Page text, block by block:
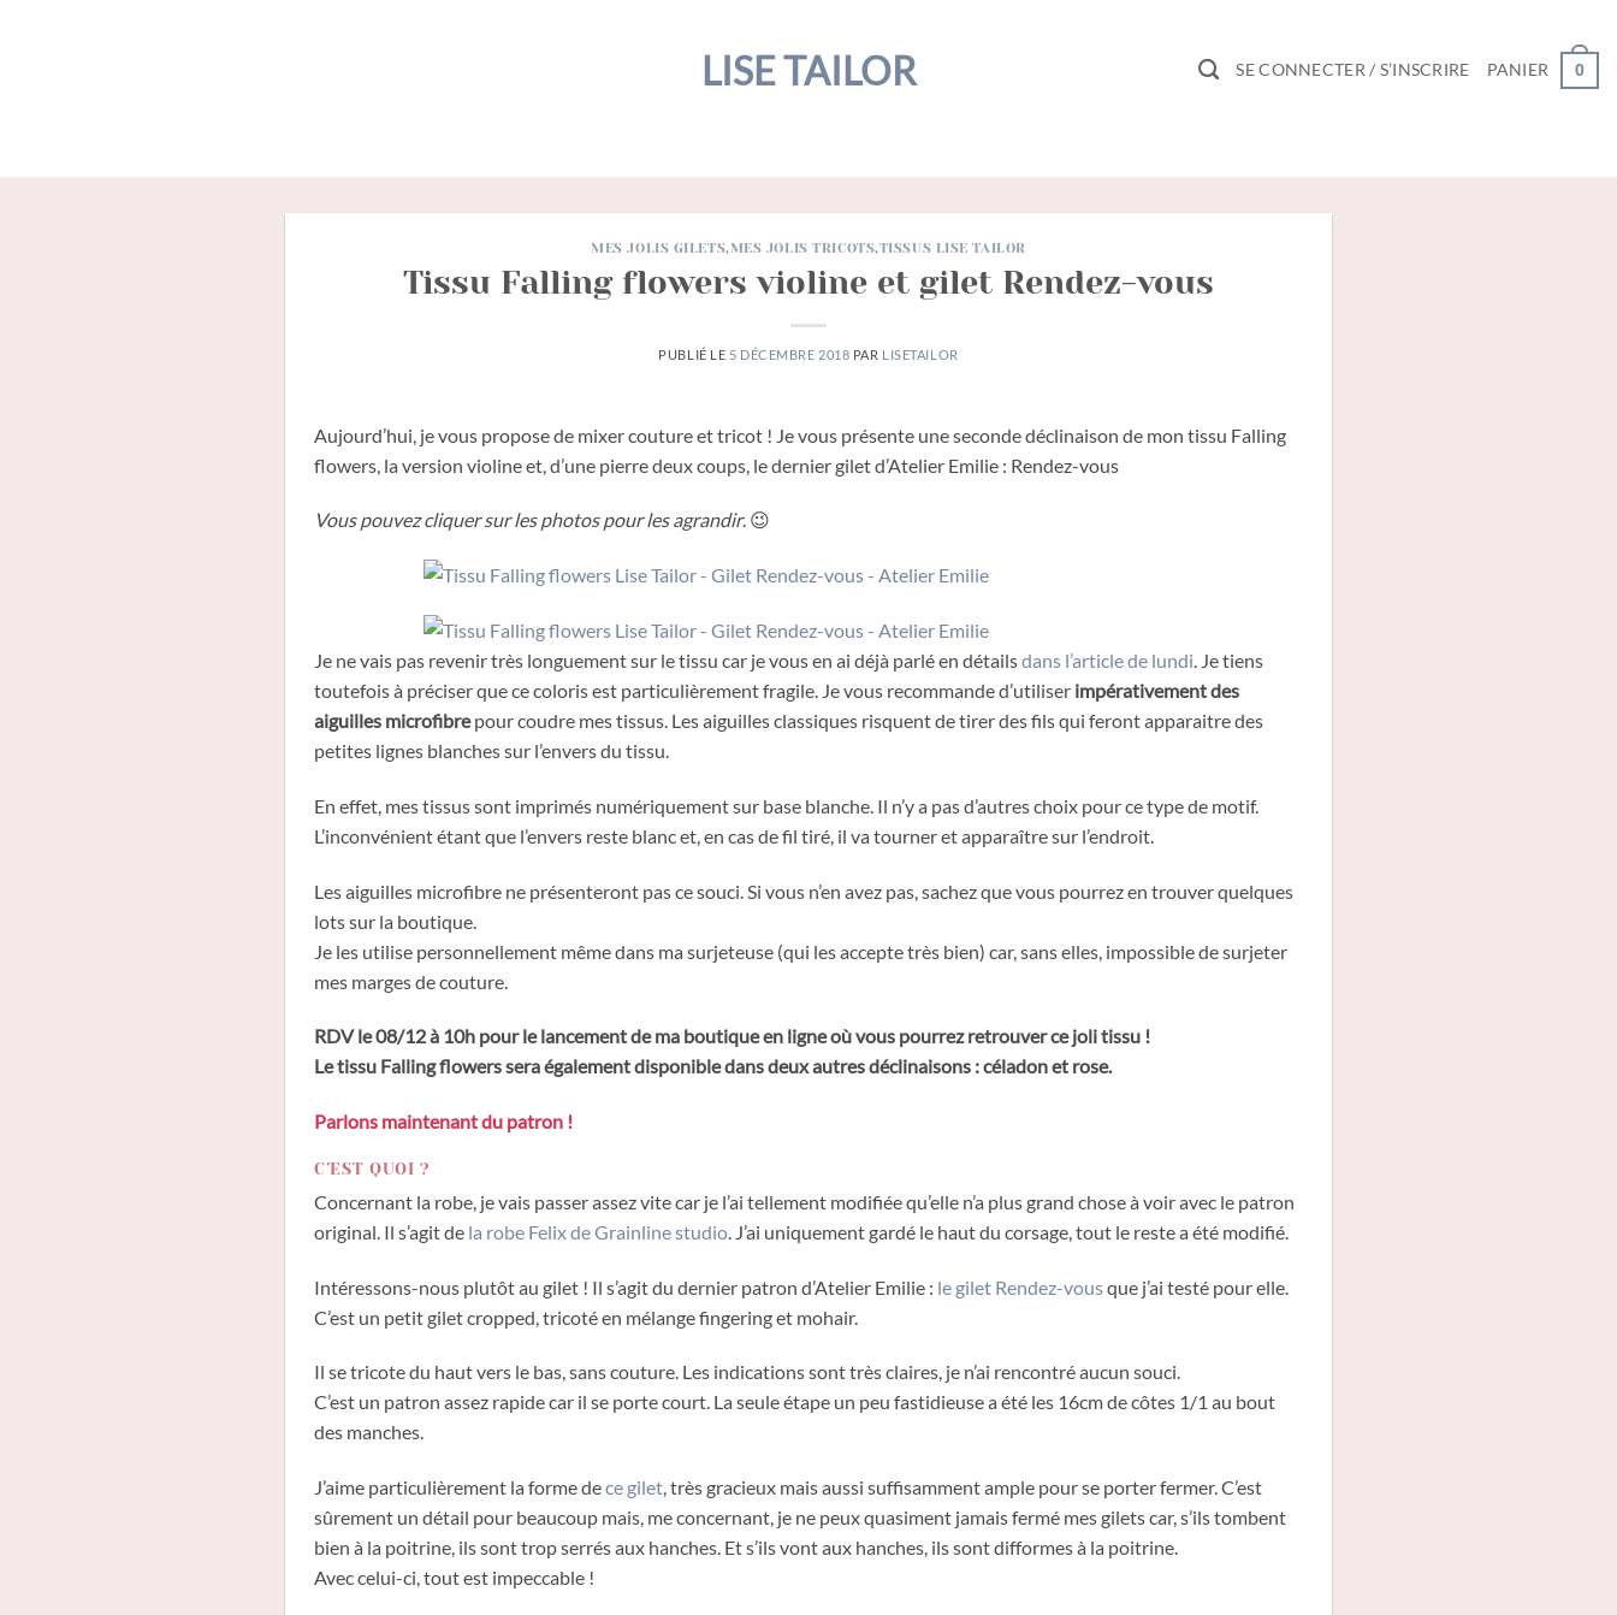
LISE TAILOR SE CONNECTER / S’INSCRIRE PANIER 0
MES JOLIS GILETS,MES JOLIS TRICOTS,TISSUS LISE TAILOR
Tissu Falling flowers violine et gilet Rendez-vous
PUBLIÉ LE 5 DÉCEMBRE 2018 PAR LISETAILOR
Aujourd’hui, je vous propose de mixer couture et tricot ! Je vous présente une seconde déclinaison de mon tissu Falling
flowers, la version violine et, d’une pierre deux coups, le dernier gilet d’Atelier Emilie : Rendez-vous
Vous pouvez cliquer sur les photos pour les agrandir. 😉
Je ne vais pas revenir très longuement sur le tissu car je vous en ai déjà parlé en détailsdans l’article de lundi. Je tiens
toutefois à préciser que ce coloris est particulièrement fragile. Je vous recommande d’utiliser impérativement des
aiguilles microfibrepour coudre mes tissus. Les aiguilles classiques risquent de tirer des fils qui feront apparaitre des
petites lignes blanches sur l’envers du tissu.
En effet, mes tissus sont imprimés numériquement sur base blanche. Il n’y a pas d’autres choix pour ce type de motif.
L’inconvénient étant que l’envers reste blanc et, en cas de fil tiré, il va tourner et apparaître sur l’endroit.
Les aiguilles microfibre ne présenteront pas ce souci. Si vous n’en avez pas, sachez que vous pourrez en trouver quelques
lots sur la boutique.
Je les utilise personnellement même dans ma surjeteuse (qui les accepte très bien) car, sans elles, impossible de surjeter
mes marges de couture.
RDV le 08/12 à 10h pour le lancement de ma boutique en ligne où vous pourrez retrouver ce joli tissu !
Le tissu Falling flowers sera également disponible dans deux autres déclinaisons : céladon et rose.
Parlons maintenant du patron !
C’EST QUOI ?
Concernant la robe, je vais passer assez vite car je l’ai tellement modifiée qu’elle n’a plus grand chose à voir avec le patron
original. Il s’agit de la robe Felix de Grainline studio . J’ai uniquement gardé le haut du corsage, tout le reste a été modifié.
Intéressons-nous plutôt au gilet ! Il s’agit du dernier patron d’Atelier Emilie : le gilet Rendez-vousque j’ai testé pour elle.
C’est un petit gilet cropped, tricoté en mélange fingering et mohair.
Il se tricote du haut vers le bas, sans couture. Les indications sont très claires, je n’ai rencontré aucun souci.
C’est un patron assez rapide car il se porte court. La seule étape un peu fastidieuse a été les 16cm de côtes 1/1 au bout
des manches.
J’aime particulièrement la forme dece gilet, très gracieux mais aussi suffisamment ample pour se porter fermer. C’est
sûrement un détail pour beaucoup mais, me concernant, je ne peux quasiment jamais fermé mes gilets car, s’ils tombent
bien à la poitrine, ils sont trop serrés aux hanches. Et s’ils vont aux hanches, ils sont difformes à la poitrine.
Avec celui-ci, tout est impeccable !